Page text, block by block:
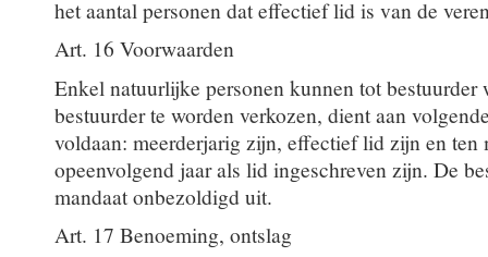
het aantal personen dat effectief lid is van de
Art. 16 Voorwaarden
Enkel natuurlijke personen kunnen tot bestuurder
bestuurder te worden verkozen, dient aan
voldaan: meerderjarig zijn, effectief lid zijn en ten
opeenvolgend jaar als lid ingeschreven zijn. De
mandaat onbezoldigd uit.
Art. 17 Benoeming, ontslag